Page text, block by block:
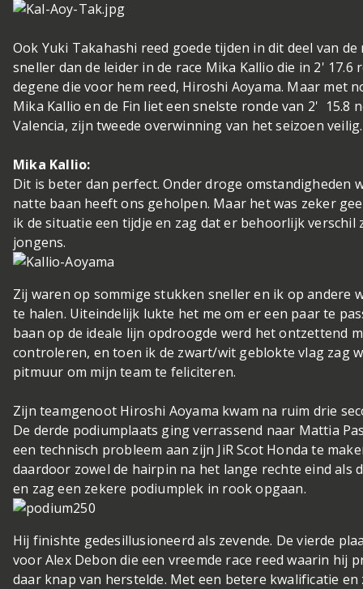
Ook Yuki Takahashi reed goede tijden in dit deel van
sneller dan de leider in de race Mika Kallio die in 2'
degene die voor hem reed, Hiroshi Aoyama. Maar met
Mika Kallio en de Fin liet een snelste ronde van 2' 15.8
Valencia, zijn tweede overwinning van het seizoen veilig.
Mika Kallio:
Dit is beter dan perfect. Onder droge omstandigheden
natte baan heeft ons geholpen. Maar het was zeker
ik de situatie een tijdje en zag dat er behoorlijk verschil
jongens.
Zij waren op sommige stukken sneller en ik op andere
te halen. Uiteindelijk lukte het me om er een paar te
baan op de ideale lijn opdroogde werd het ontzettend
controleren, en toen ik de zwart/wit geblokte vlag zag
pitmuur om mijn team te feliciteren.
Zijn teamgenoot Hiroshi Aoyama kwam na ruim drie
De derde podiumplaats ging verrassend naar Mattia
een technisch probleem aan zijn JiR Scot Honda te
daardoor zowel de hairpin na het lange rechte eind
en zag een zekere podiumplek in rook opgaan.
Hij finishte gedesillusioneerd als zevende. De vierde
voor Alex Debon die een vreemde race reed waarin hij
daar knap van herstelde. Met een betere kwalificatie